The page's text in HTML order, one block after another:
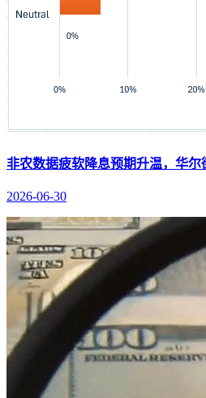
非农数据疲软降息预期升温，华尔
2026-06-30